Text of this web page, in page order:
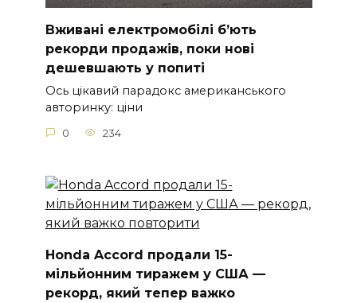
Вживані електромобілі б’ють
рекорди продажів, поки нові
дешевшають у попиті
Ось цікавий парадокс американського
авторинку: ціни
0 234
Honda Accord продали 15-
мільйонним тиражем у США —
рекорд, який тепер важко